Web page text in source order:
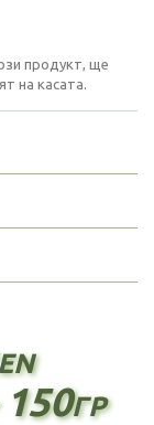
продукт, ще
на касата.